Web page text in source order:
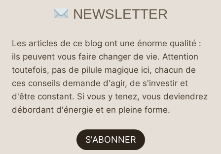
NEWSLETTER
Les articles de ce blog ont une énorme qualité :
ils peuvent vous faire changer de vie. Attention
toutefois, pas de pilule magique ici, chacun de
ces conseils demande d'agir, de s'investir et
d'être constant. Si vous y tenez, vous deviendrez
débordant d'énergie et en pleine forme.
S'ABONNER